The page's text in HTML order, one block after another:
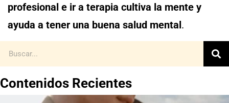
profesional e ir a terapia cultiva la mente y
ayuda a tener una buena salud mental.
Contenidos Recientes